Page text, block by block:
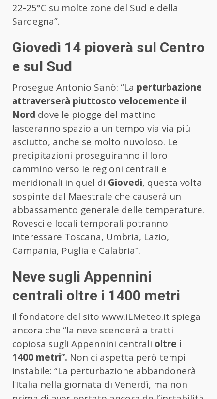
22-25°C su molte zone del Sud e della
Sardegna”.
Giovedì 14 pioverà sul Centro
e sul Sud
Prosegue Antonio Sanò: “La perturbazione
attraverserà piuttosto velocemente il
Nord dove le piogge del mattino
lasceranno spazio a un tempo via via più
asciutto, anche se molto nuvoloso. Le
precipitazioni proseguiranno il loro
cammino verso le regioni centrali e
meridionali in quel di Giovedì, questa volta
sospinte dal Maestrale che causerà un
abbassamento generale delle temperature.
Rovesci e locali temporali potranno
interessare Toscana, Umbria, Lazio,
Campania, Puglia e Calabria”.
Neve sugli Appennini
centrali oltre i 1400 metri
Il fondatore del sito www.iLMeteo.it spiega
ancora che “la neve scenderà a tratti
copiosa sugli Appennini centrali oltre i
1400 metri”. Non ci aspetta però tempi
instabile: “La perturbazione abbandonerà
l’Italia nella giornata di Venerdì, ma non